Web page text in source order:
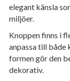
elegant känsla
miljöer.
Knoppen finns i
anpassa till både
formen gör den
dekorativ.